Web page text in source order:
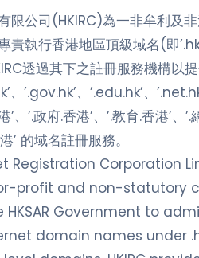
限公司(HKIRC)為一非牟利及
執行香港地區頂級域名(即
透過其下之註冊服務機構以
、’.gov.hk’、’.edu.hk’、
、’.政府.香港’、’.教育.香港’、’.
’ 的域名註冊服務。
Registration Corporation
profit and non-statutory
Government to
domain names under